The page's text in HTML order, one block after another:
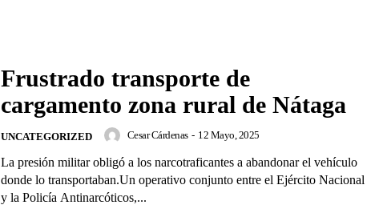
Frustrado transporte de
cargamento zona rural de Nátaga
UNCATEGORIZED Cesar Cárdenas - 12 Mayo, 2025
La presión militar obligó a los narcotraficantes a abandonar el vehículo
donde lo transportaban.Un operativo conjunto entre el Ejército Nacional
y la Policía Antinarcóticos,...